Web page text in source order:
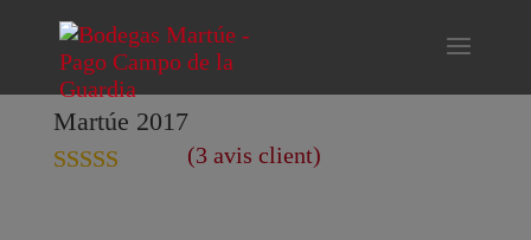
Martúe 2017
(3 avis client)